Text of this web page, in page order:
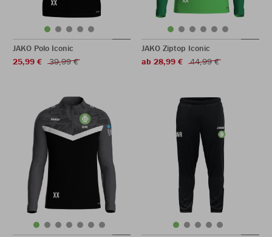
JAKO Polo Iconic
25,99 €
39,99 €
JAKO Ziptop Iconic
ab 28,99 €
44,99 €